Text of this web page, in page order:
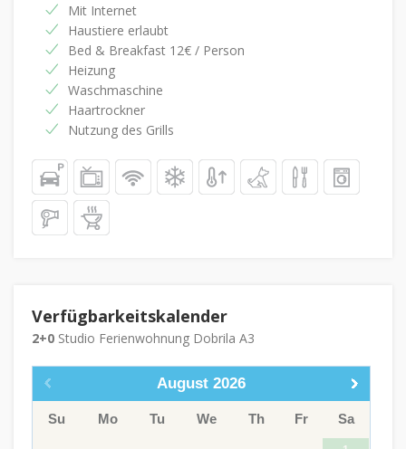
Mit Internet
Haustiere erlaubt
Bed & Breakfast 12€ / Person
Heizung
Waschmaschine
Haartrockner
Nutzung des Grills
Verfügbarkeitskalender
2+0 Studio Ferienwohnung Dobrila A3
August 2026
Su Mo Tu We Th Fr Sa